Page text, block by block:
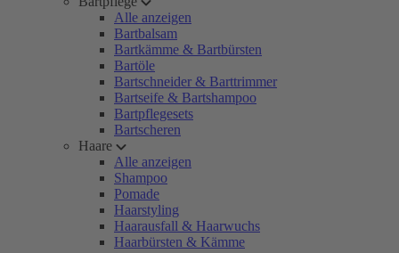
Alle anzeigen
Bartbalsam
Bartkämme & Bartbürsten
Bartöle
Bartschneider & Barttrimmer
Bartseife & Bartshampoo
Bartpflegesets
Bartscheren
Haare
Alle anzeigen
Shampoo
Pomade
Haarstyling
Haarausfall & Haarwuchs
Haarbürsten & Kämme